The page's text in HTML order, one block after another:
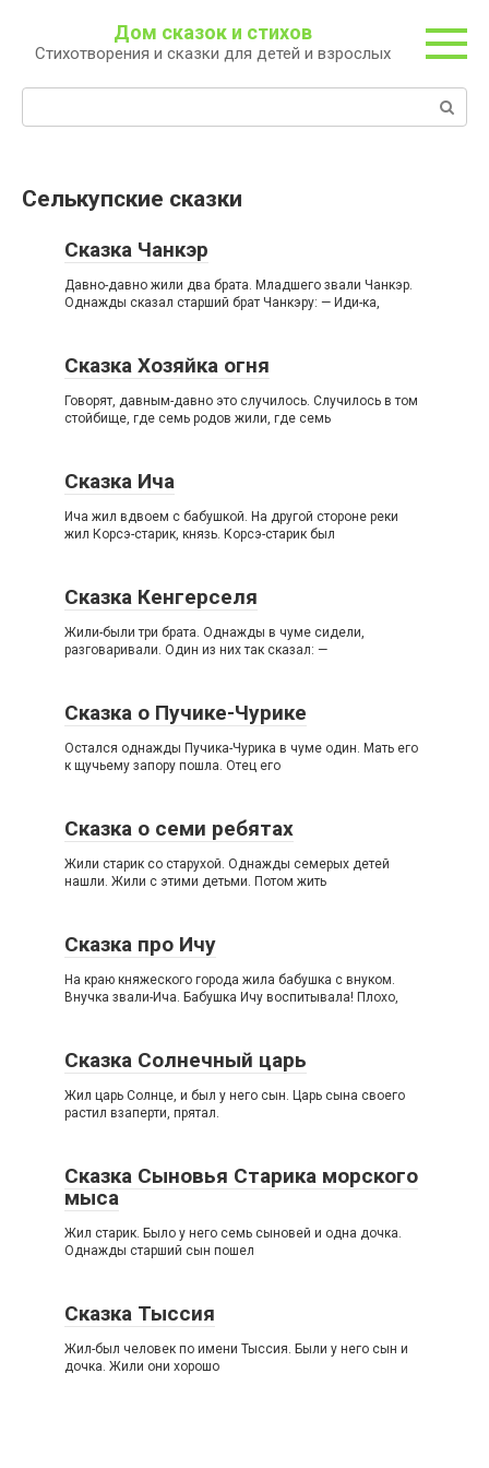
контенту
Дом сказок и стихов
Стихотворения и сказки для детей и взрослых
Селькупские сказки
Сказка Чанкэр
Давно-давно жили два брата. Младшего звали Чанкэр.
Однажды сказал старший брат Чанкэру: — Иди-ка,
Сказка Хозяйка огня
Говорят, давным-давно это случилось. Случилось в том
стойбище, где семь родов жили, где семь
Сказка Ича
Ича жил вдвоем с бабушкой. На другой стороне реки
жил Корсэ-старик, князь. Корсэ-старик был
Сказка Кенгерселя
Жили-были три брата. Однажды в чуме сидели,
разговаривали. Один из них так сказал: —
Сказка о Пучике-Чурике
Остался однажды Пучика-Чурика в чуме один. Мать его
к щучьему запору пошла. Отец его
Сказка о семи ребятах
Жили старик со старухой. Однажды семерых детей
нашли. Жили с этими детьми. Потом жить
Сказка про Ичу
На краю княжеского города жила бабушка с внуком.
Внучка звали-Ича. Бабушка Ичу воспитывала! Плохо,
Сказка Солнечный царь
Жил царь Солнце, и был у него сын. Царь сына своего
растил взаперти, прятал.
Сказка Сыновья Старика морского
мыса
Жил старик. Было у него семь сыновей и одна дочка.
Однажды старший сын пошел
Сказка Тыссия
Жил-был человек по имени Тыссия. Были у него сын и
дочка. Жили они хорошо